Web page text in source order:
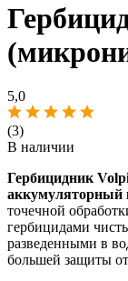
5,0
(3)
В наличии
Гербицидник
аккумуляторный
точечной
гербицидами
разведенными в
большей защиты